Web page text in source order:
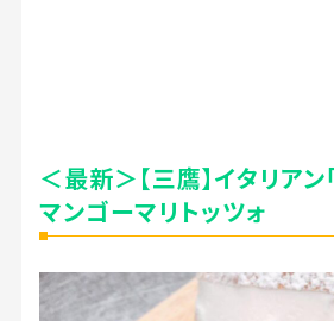
＜最新＞【三鷹】イタリアン
マンゴーマリトッツォ